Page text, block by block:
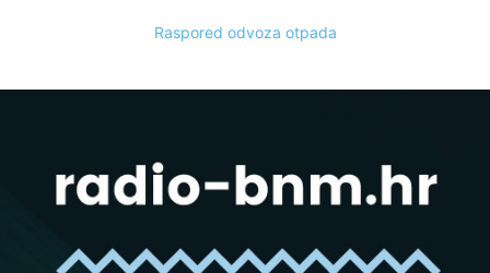
Raspored odvoza otpada